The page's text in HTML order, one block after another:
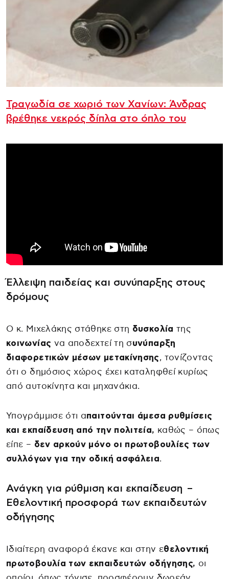
Τραγωδία σε χωριό των Χανίων: Άνδρας
βρέθηκε νεκρός δίπλα στο όπλο του
Έλλειψη παιδείας και συνύπαρξης στους
δρόμους
Ο κ. Μιχελάκης στάθηκε στη δυσκολία της
κοινωνίας να αποδεχτεί τη συνύπαρξη
διαφορετικών μέσων μετακίνησης, τονίζοντας
ότι ο δημόσιος χώρος έχει καταληφθεί κυρίως
από αυτοκίνητα και μηχανάκια.
Υπογράμμισε ότι απαιτούνται άμεσα ρυθμίσεις
και εκπαίδευση από την πολιτεία, καθώς – όπως
είπε – δεν αρκούν μόνο οι πρωτοβουλίες των
συλλόγων για την οδική ασφάλεια.
Ανάγκη για ρύθμιση και εκπαίδευση –
Εθελοντική προσφορά των εκπαιδευτών
οδήγησης
Ιδιαίτερη αναφορά έκανε και στην εθελοντική
πρωτοβουλία των εκπαιδευτών οδήγησης, οι